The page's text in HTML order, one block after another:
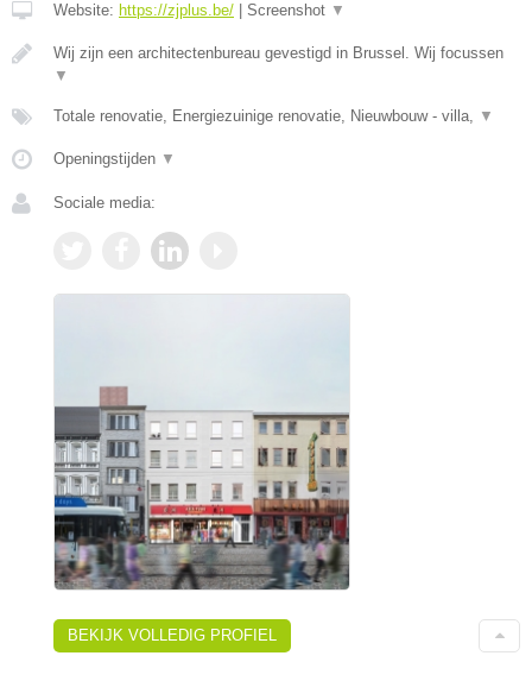
Website: https://zjplus.be/ | Screenshot ▼
Wij zijn een architectenbureau gevestigd in Brussel. Wij focussen
▼
Totale renovatie, Energiezuinige renovatie, Nieuwbouw - villa, ▼
Openingstijden ▼
Sociale media:
BEKIJK VOLLEDIG PROFIEL